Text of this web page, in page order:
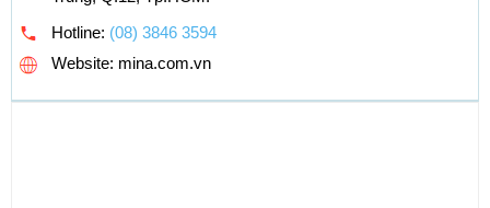
Hotline: (08) 3846 3594
Website: mina.com.vn